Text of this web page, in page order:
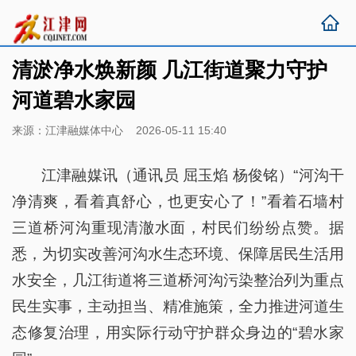
清淤净水焕新颜 几江街道聚力守护
河道碧水家园
来源：江津融媒体中心 2026-05-11 15:40
江津融媒讯（通讯员 屈玉焰 杨俊铭）“河沟干
净清爽，看着真舒心，也更安心了！”看着石墙村
三道桥河沟重现清澈水面，村民们纷纷点赞。据
悉，为切实改善河沟水生态环境、保障居民生活用
水安全，几江街道将三道桥河沟污染整治列为重点
民生实事，主动担当、精准施策，全力推进河道生
态修复治理，用实际行动守护群众身边的“碧水家